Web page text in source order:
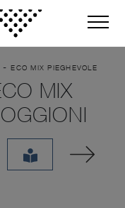
-ECO MIX PIEGHEVOLE
MIX